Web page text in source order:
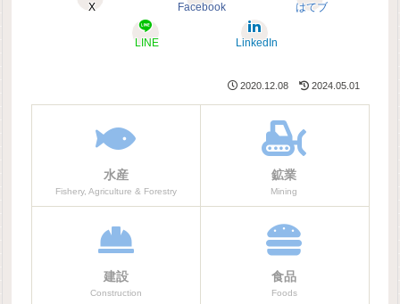
X Facebook
はてブ
LINE LinkedIn
2020.12.08 2024.05.01
水産
Fishery, Agriculture & Forestry
鉱業
Mining
建設
Construction
食品
Foods